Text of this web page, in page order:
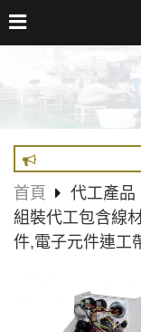
首頁 代工產品
組裝代工包含線
件,電子元件連工